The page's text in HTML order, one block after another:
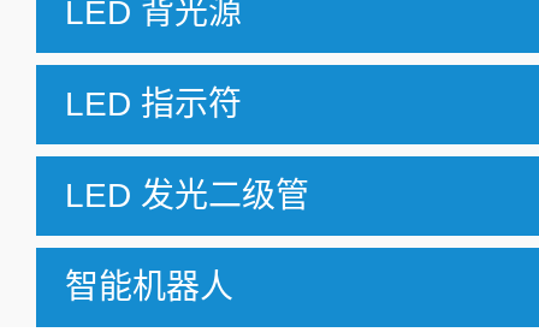
LED 背光源
LED 指示符
LED 发光二级管
智能机器人